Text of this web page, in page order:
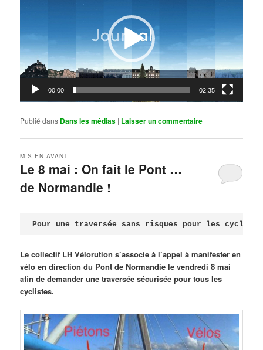
00:00 02:35
Publié dans Dans les médias | Laisser un commentaire
Le 8 mai : On fait le Pont …
de Normandie !
MIS EN AVANT
Pour une traversée sans risques pour les
Le collectif LH Vélorution s’associe à l’appel à manifester en
vélo en direction du Pont de Normandie le vendredi 8 mai
afin de demander une traversée sécurisée pour tous les
cyclistes.